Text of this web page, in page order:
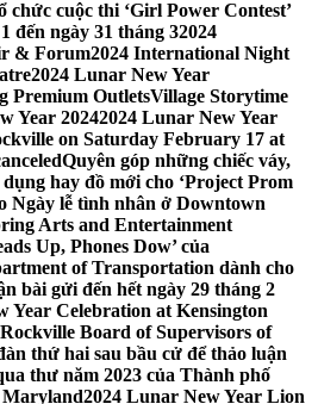
chức cuộc thi ‘Girl Power Contest’
đến ngày 31 tháng 32024
& Forum2024 International Night
2024 Lunar New Year
Premium OutletsVillage Storytime
Year 20242024 Lunar New Year
on Saturday February 17 at
Quyên góp những chiếc váy,
hay đồ mới cho ‘Project Prom
Ngày lễ tình nhân ở Downtown
Arts and Entertainment
Up, Phones Dow’ của
of Transportation dành cho
bài gửi đến hết ngày 29 tháng 2
Year Celebration at Kensington
Board of Supervisors of
thứ hai sau bầu cử để thảo luận
thư năm 2023 của Thành phố
Maryland2024 Lunar New Year Lion